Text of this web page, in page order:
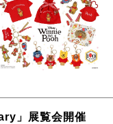
」展覧会開催